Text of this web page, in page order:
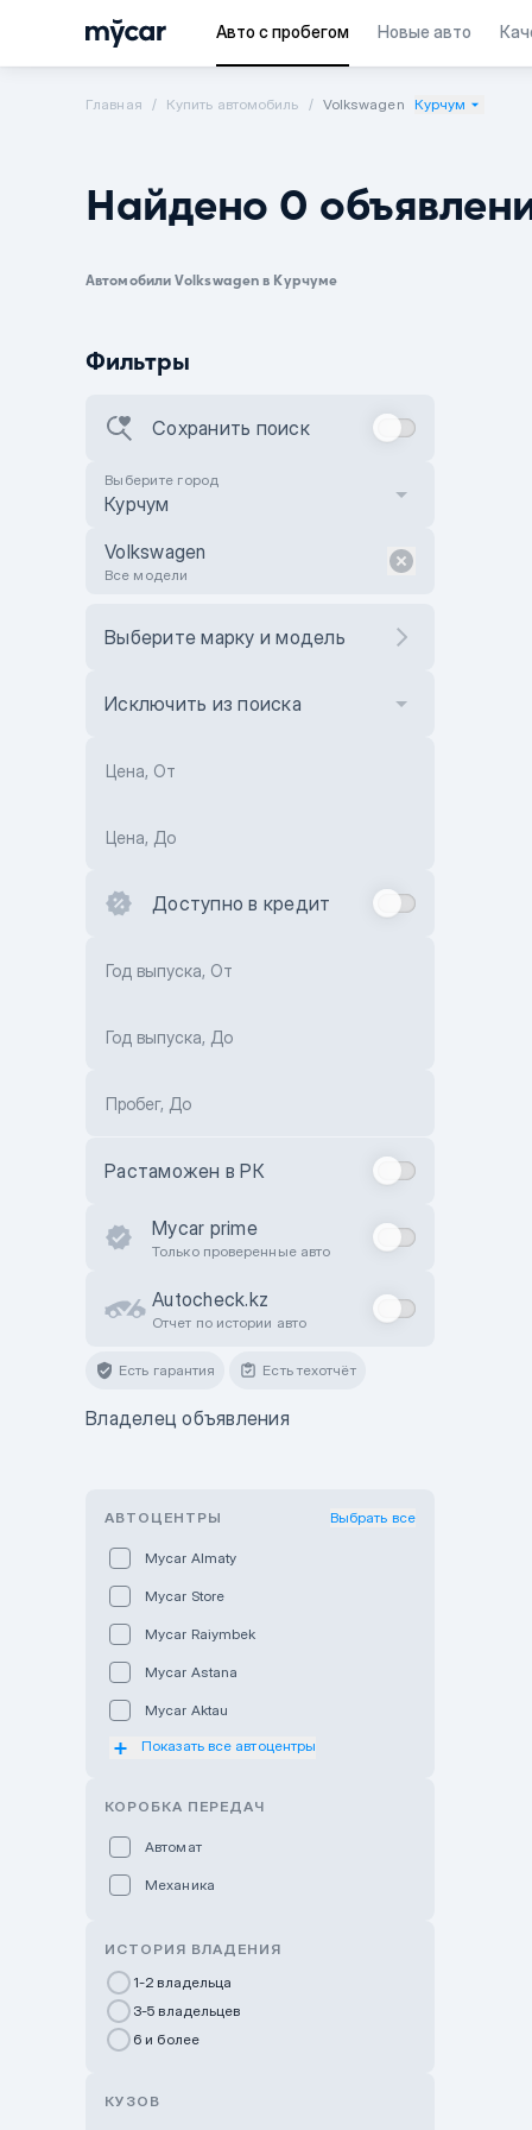
Авто с пробегом Новые авто
Главная Купить автомобиль Volkswagen Курчум
Найдено 0
Автомобили Volkswagen в Курчуме
Фильтры
Сохранить поиск
Выберите город
Курчум
Volkswagen
Все модели
Выберите марку и модель
Исключить из поиска
Цена, От
Цена, До
Доступно в кредит
Год выпуска, От
Год выпуска, До
Пробег, До
Растаможен в РК
Mycar prime
Только проверенные авто
Autocheck.kz
Отчет по истории авто
Есть гарантия Есть техотчёт
Владелец объявления
АВТОЦЕНТРЫ Выбрать все
Mycar Almaty
Mycar Store
Mycar Raiymbek
Mycar Astana
Mycar Aktau
Mycar Uralsk
GWM Nurly Zhol
Chery Astana
Показать все автоцентры
КОРОБКА ПЕРЕДАЧ
Автомат
Механика
ИСТОРИЯ ВЛАДЕНИЯ
1-2 владельца
3-5 владельцев
6 и более
КУЗОВ